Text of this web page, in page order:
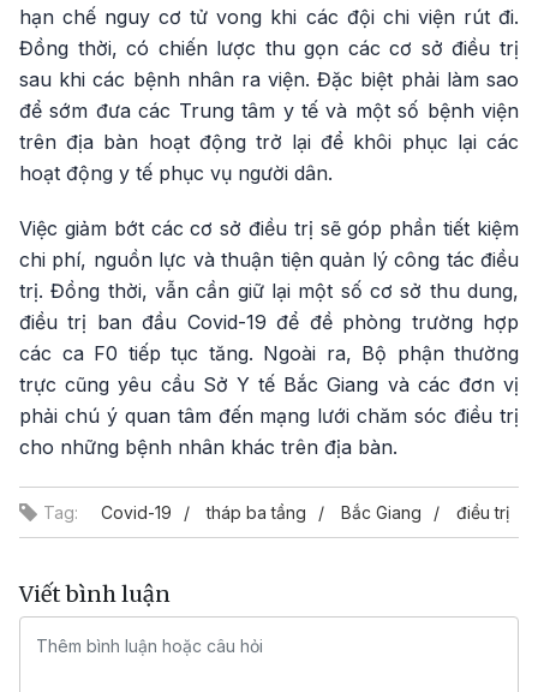
hạn chế nguy cơ tử vong khi các đội chi viện rút đi.
Đồng thời, có chiến lược thu gọn các cơ sở điều trị
sau khi các bệnh nhân ra viện. Đặc biệt phải làm sao
để sớm đưa các Trung tâm y tế và một số bệnh viện
trên địa bàn hoạt động trở lại để khôi phục lại các
hoạt động y tế phục vụ người dân.
Việc giảm bớt các cơ sở điều trị sẽ góp phần tiết kiệm
chi phí, nguồn lực và thuận tiện quản lý công tác điều
trị. Đồng thời, vẫn cần giữ lại một số cơ sở thu dung,
điều trị ban đầu Covid-19 để đề phòng trường hợp
các ca F0 tiếp tục tăng. Ngoài ra, Bộ phận thường
trực cũng yêu cầu Sở Y tế Bắc Giang và các đơn vị
phải chú ý quan tâm đến mạng lưới chăm sóc điều trị
cho những bệnh nhân khác trên địa bàn.
Tag: Covid-19 tháp ba tầng Bắc Giang điều trị
Viết bình luận